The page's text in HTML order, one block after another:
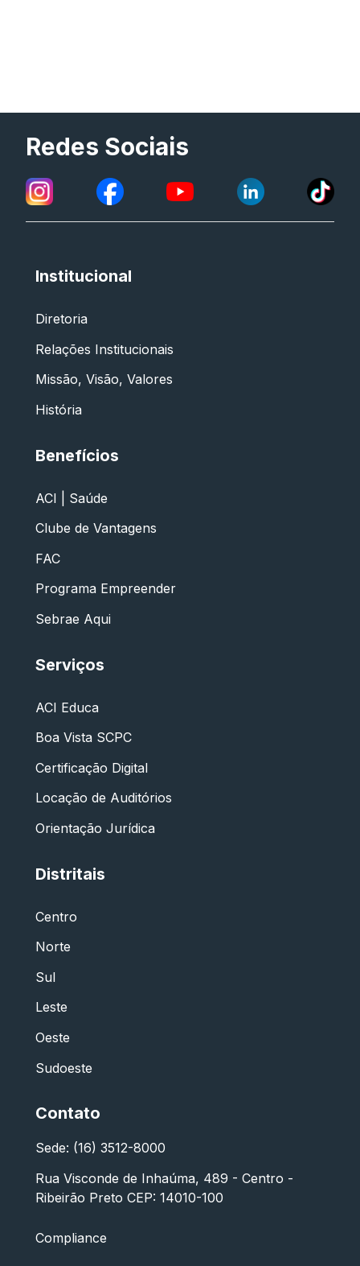
Redes Sociais
Institucional
Diretoria
Relações Institucionais
Missão, Visão, Valores
História
Benefícios
ACI | Saúde
Clube de Vantagens
FAC
Programa Empreender
Sebrae Aqui
Serviços
ACI Educa
Boa Vista SCPC
Certificação Digital
Locação de Auditórios
Orientação Jurídica
Distritais
Centro
Norte
Sul
Leste
Oeste
Sudoeste
Contato
Sede: (16) 3512-8000
Rua Visconde de Inhaúma, 489 - Centro -
Ribeirão Preto CEP: 14010-100
Compliance